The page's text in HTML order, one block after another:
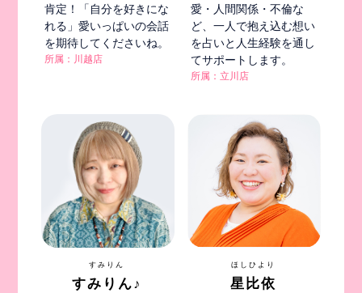
肯定！「自分を好きにな
れる」愛いっぱいの会話
を期待してくださいね。
所属：川越店
愛・人間関係・不倫な
ど、一人で抱え込む想い
を占いと人生経験を通し
てサポートします。
所属：立川店
すみりん
すみりん♪
ほしひより
星比依